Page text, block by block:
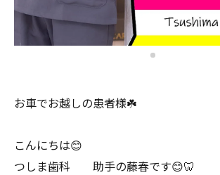
お車でお越しの患者様☘️
こんにちは😊
つしま歯科 助手の藤春です😊🦷